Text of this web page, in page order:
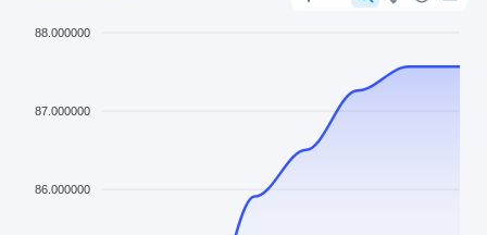
88.000000
87.000000
86.000000